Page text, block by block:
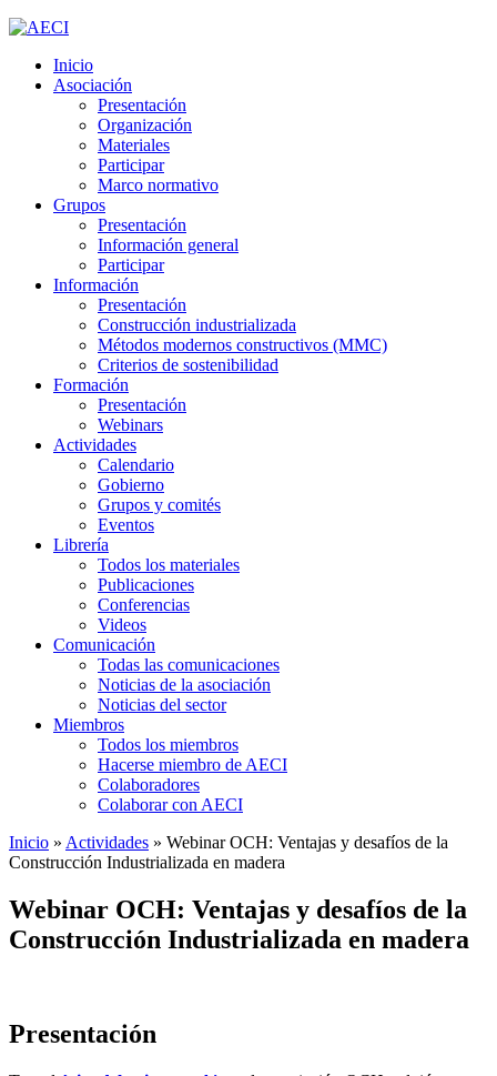
Inicio
Asociación
Presentación
Organización
Materiales
Participar
Marco normativo
Grupos
Presentación
Información general
Participar
Información
Presentación
Construcción industrializada
Métodos modernos constructivos (MMC)
Criterios de sostenibilidad
Formación
Presentación
Webinars
Actividades
Calendario
Gobierno
Grupos y comités
Eventos
Librería
Todos los materiales
Publicaciones
Conferencias
Videos
Comunicación
Todas las comunicaciones
Noticias de la asociación
Noticias del sector
Miembros
Todos los miembros
Hacerse miembro de AECI
Colaboradores
Colaborar con AECI
Inicio » Actividades » Webinar OCH: Ventajas y desafíos de la
Construcción Industrializada en madera
Webinar OCH: Ventajas y desafíos de la
Construcción Industrializada en madera
Presentación